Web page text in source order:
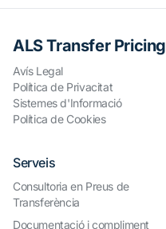
ALS Transfer Pricing
Avís Legal
Política de Privacitat
Sistemes d'Informació
Política de Cookies
Serveis
Consultoria en Preus de
Transferència
Documentació i compliment